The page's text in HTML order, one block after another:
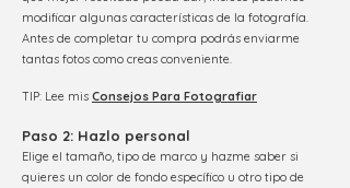
modificar algunas características de la fotografía.
Antes de completar tu compra podrás enviarme
tantas fotos como creas conveniente.
TIP: Lee mis Consejos Para Fotografiar
Paso 2: Hazlo personal
Elige el tamaño, tipo de marco y hazme saber si
quieres un color de fondo específico u otro tipo de